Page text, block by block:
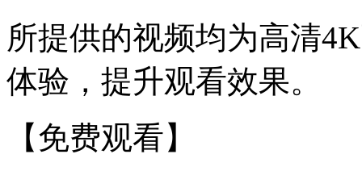
所提供的视频均为高清
体验，提升观看效果。
【免费观看】